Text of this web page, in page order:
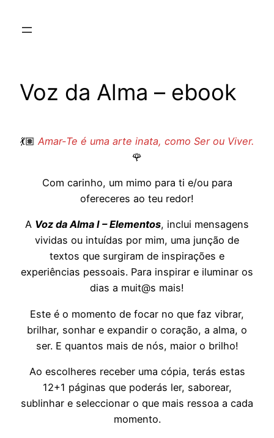
para
Voz da Alma – ebook
💃🏽 Amar-Te é uma arte inata, como Ser ou Viver.
🌹
Com carinho, um mimo para ti e/ou para
ofereceres ao teu redor!
A Voz da Alma I – Elementos, inclui mensagens
vividas ou intuídas por mim, uma junção de
textos que surgiram de inspirações e
experiências pessoais. Para inspirar e iluminar os
dias a muit@s mais!
Este é o momento de focar no que faz vibrar,
brilhar, sonhar e expandir o coração, a alma, o
ser. E quantos mais de nós, maior o brilho!
Ao escolheres receber uma cópia, terás estas
12+1 páginas que poderás ler, saborear,
sublinhar e seleccionar o que mais ressoa a cada
momento.